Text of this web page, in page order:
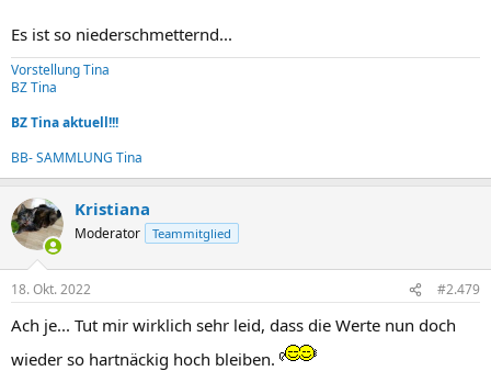
Es ist so niederschmetternd...
Vorstellung Tina
BZ Tina
BZ Tina aktuell!!!
BB- SAMMLUNG Tina
Kristiana
Moderator Teammitglied
18. Okt. 2022 #2.479
Ach je... Tut mir wirklich sehr leid, dass die Werte nun doch
wieder so hartnäckig hoch bleiben.